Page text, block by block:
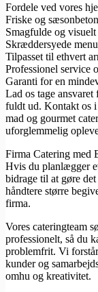
Fordele ved vores
Friske og
Smagfulde og
Skræddersyede
Tilpasset til ethvert
Professionel service
Garanti for en
Lad os tage
fuldt ud. Kontakt os i
mad og gourmet
uforglemmelig
Firma Catering med
Hvis du planlægger
bidrage til at gøre
håndtere større
firma.
Vores cateringteam
professionelt, så du
problemfrit. Vi
kunder og
omhu og kreativitet.